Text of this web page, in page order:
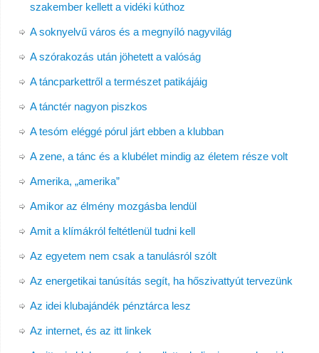
szakember kellett a vidéki kúthoz
A soknyelvű város és a megnyíló nagyvilág
A szórakozás után jöhetett a valóság
A táncparkettről a természet patikájáig
A tánctér nagyon piszkos
A tesóm eléggé pórul járt ebben a klubban
A zene, a tánc és a klubélet mindig az életem része volt
Amerika, „amerika”
Amikor az élmény mozgásba lendül
Amit a klímákról feltétlenül tudni kell
Az egyetem nem csak a tanulásról szólt
Az energetikai tanúsítás segít, ha hőszivattyút tervezünk
Az idei klubajándék pénztárca lesz
Az internet, és az itt linkek